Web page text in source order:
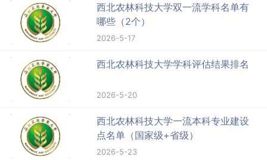
西北农林科技大学双一流学科名单有
哪些（2个）
2026-5-17
西北农林科技大学学科评估结果排名
2026-5-20
西北农林科技大学一流本科专业建设
点名单（国家级+省级）
2026-5-23